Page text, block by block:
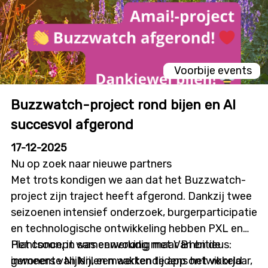
Voorbije events
Buzzwatch-project rond bijen en AI
succesvol afgerond
17-12-2025
Nu op zoek naar nieuwe partners
Met trots kondigen we aan dat het Buzzwatch-
project zijn traject heeft afgerond. Dankzij twee
seizoenen intensief onderzoek, burgerparticipatie
en technologische ontwikkeling hebben PXL en
Plantsoon, in samenwerking met VBI en de
gemeente Nijlen, een werkende app ontwikkeld
Het concept was eenvoudig maar ambitieus:
inwoners van Nijlen maakten tijdens het voorjaar,